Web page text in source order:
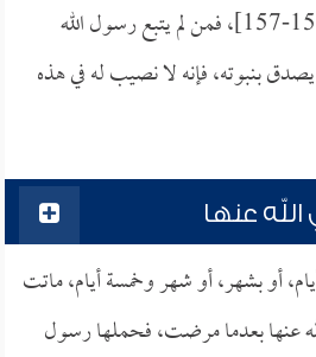
[الأعراف:156-157]، فمن لم يتبع رسول الله
بنبوته، فإنه لا نصيب له في هذه
عنها
أو بشهر، أو شهر وخمسة أيام، ماتت
عنها بعدما مرضت، فحملها رسول